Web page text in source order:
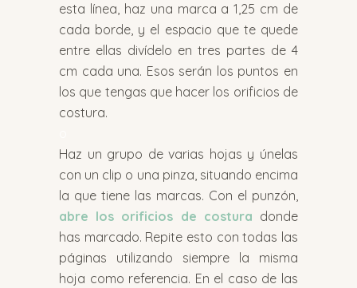
esta línea, haz una marca a 1,25 cm de
cada borde, y el espacio que te quede
entre ellas divídelo en tres partes de 4
cm cada una. Esos serán los puntos en
los que tengas que hacer los orificios de
costura.
Haz un grupo de varias hojas y únelas
con un clip o una pinza, situando encima
la que tiene las marcas. Con el punzón,
abre los orificios de costura donde
has marcado. Repite esto con todas las
páginas utilizando siempre la misma
hoja como referencia. En el caso de las